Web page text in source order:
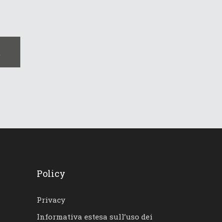
Policy
Privacy
Informativa estesa sull’uso dei